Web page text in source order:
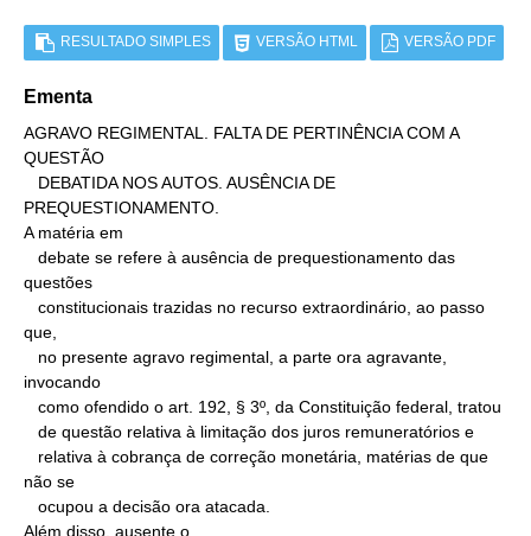
RESULTADO SIMPLES VERSÃO HTML VERSÃO PDF
Ementa
AGRAVO REGIMENTAL. FALTA DE PERTINÊNCIA COM A
QUESTÃO
PREQUESTIONAMENTO.
A matéria em
questões
que,
invocando
não se
Além disso, ausente o